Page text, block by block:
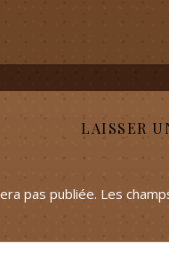
LAISSER
pas publiée. Les